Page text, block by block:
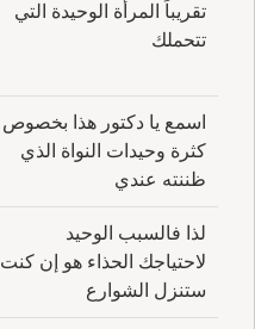
تقريباً المرأة الوحيدة التي
تتحملك
اسمع يا دكتور هذا بخصوص
كثرة وحيدات النواة الذي
ظننته عندي
لذا فالسبب الوحيد
لاحتياجك الحذاء هو إن كنت
ستنزل الشوارع